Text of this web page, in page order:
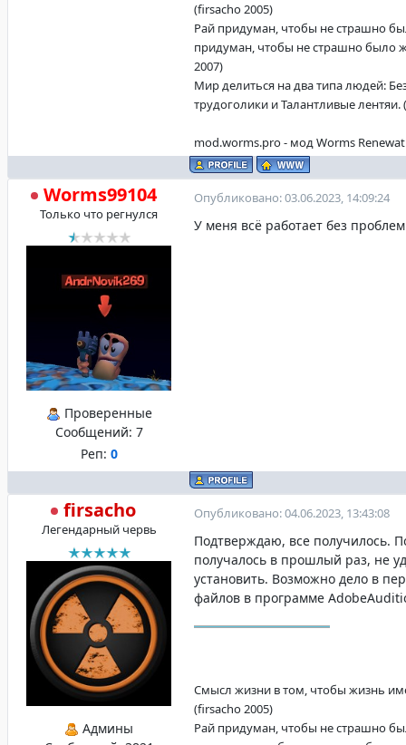
(firsacho 2005)
Рай придуман, чтобы не страшно
придуман, чтобы не страшно было
2007)
Мир делиться на два типа людей:
трудоголики и Талантливые лентяи.
mod.worms.pro - мод Worms
Worms99104
Только что регнулся
Проверенные
Сообщений: 7
Реп: 0
Опубликовано: 03.06.2023, 14:09:24
У меня всё работает без
firsacho
Легендарный червь
Админы
Опубликовано: 04.06.2023, 13:43:08
Подтверждаю, все получилось.
получалось в прошлый раз, не
установить. Возможно дело в
файлов в программе
Смысл жизни в том, чтобы жизнь
(firsacho 2005)
Рай придуман, чтобы не страшно